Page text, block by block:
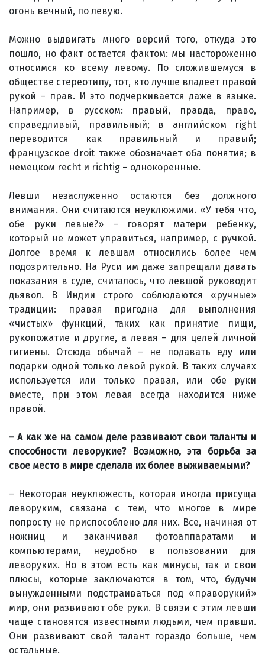
огонь вечный, по левую.
Можно выдвигать много версий того, откуда это
пошло, но факт остается фактом: мы настороженно
относимся ко всему левому. По сложившемуся в
обществе стереотипу, тот, кто лучше владеет правой
рукой – прав. И это подчеркивается даже в языке.
Например, в русском: правый, правда, право,
справедливый, правильный; в английском right
переводится как правильный и правый;
французское droit также обозначает оба понятия; в
немецком recht и richtig – однокоренные.
Левши незаслуженно остаются без должного
внимания. Они считаются неуклюжими. «У тебя что,
обе руки левые?» – говорят матери ребенку,
который не может управиться, например, с ручкой.
Долгое время к левшам относились более чем
подозрительно. На Руси им даже запрещали давать
показания в суде, считалось, что левшой руководит
дьявол. В Индии строго соблюдаются «ручные»
традиции: правая пригодна для выполнения
«чистых» функций, таких как принятие пищи,
рукопожатие и другие, а левая – для целей личной
гигиены. Отсюда обычай – не подавать еду или
подарки одной только левой рукой. В таких случаях
используется или только правая, или обе руки
вместе, при этом левая всегда находится ниже
правой.
– А как же на самом деле развивают свои таланты и
способности леворукие? Возможно, эта борьба за
свое место в мире сделала их более выживаемыми?
– Некоторая неуклюжесть, которая иногда присуща
леворуким, связана с тем, что многое в мире
попросту не приспособлено для них. Все, начиная от
ножниц и заканчивая фотоаппаратами и
компьютерами, неудобно в пользовании для
леворуких. Но в этом есть как минусы, так и свои
плюсы, которые заключаются в том, что, будучи
вынужденными подстраиваться под «праворукий»
мир, они развивают обе руки. В связи с этим левши
чаще становятся известными людьми, чем правши.
Они развивают свой талант гораздо больше, чем
остальные.